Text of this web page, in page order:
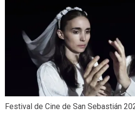
Festival de Cine de San Sebastián